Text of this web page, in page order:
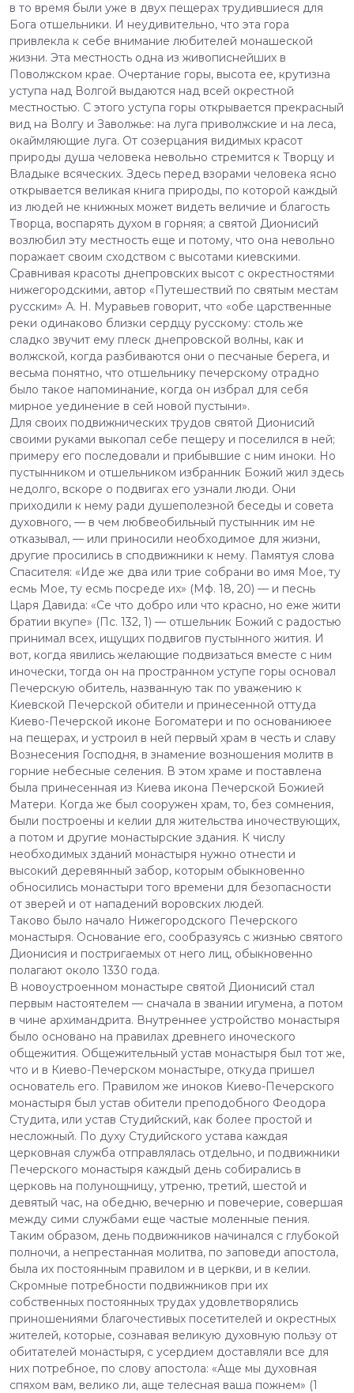
в то время были уже в двух пещерах трудившиеся для
Бога отшельники. И неудивительно, что эта гора
привлекла к себе внимание любителей монашеской
жизни. Эта местность одна из живописнейших в
Поволжском крае. Очертание горы, высота ее, крутизна
уступа над Волгой выдаются над всей окрестной
местностью. С этого уступа горы открывается прекрасный
вид на Волгу и Заволжье: на луга приволжские и на леса,
окаймляющие луга. От созерцания видимых красот
природы душа человека невольно стремится к Творцу и
Владыке всяческих. Здесь перед взорами человека ясно
открывается великая книга природы, по которой каждый
из людей не книжных может видеть величие и благость
Творца, воспарять духом в горняя; а святой Дионисий
возлюбил эту местность еще и потому, что она невольно
поражает своим сходством с высотами киевскими.
Сравнивая красоты днепровских высот с окрестностями
нижегородскими, автор «Путешествий по святым местам
русским» А. Н. Муравьев говорит, что «обе царственные
реки одинаково близки сердцу русскому: столь же
сладко звучит ему плеск днепровской волны, как и
волжской, когда разбиваются они о песчаные берега, и
весьма понятно, что отшельнику печерскому отрадно
было такое напоминание, когда он избрал для себя
мирное уединение в сей новой пустыни».
Для своих подвижнических трудов святой Дионисий
своими руками выкопал себе пещеру и поселился в ней;
примеру его последовали и прибывшие с ним иноки. Но
пустынником и отшельником избранник Божий жил здесь
недолго, вскоре о подвигах его узнали люди. Они
приходили к нему ради душеполезной беседы и совета
духовного, — в чем любвеобильный пустынник им не
отказывал, — или приносили необходимое для жизни,
другие просились в сподвижники к нему. Памятуя слова
Спасителя: «Иде же два или трие собрани во имя Мое, ту
есмь Мое, ту есмь посреде их» (Мф. 18, 20) — и песнь
Царя Давида: «Се что добро или что красно, но еже жити
братии вкупе» (Пс. 132, 1) — отшельник Божий с радостью
принимал всех, ищущих подвигов пустынного жития. И
вот, когда явились желающие подвизаться вместе с ним
иночески, тогда он на пространном уступе горы основал
Печерскую обитель, названную так по уважению к
Киевской Печерской обители и принесенной оттуда
Киево-Печерской иконе Богоматери и по основаниюее
на пещерах, и устроил в ней первый храм в честь и славу
Вознесения Господня, в знамение возношения молитв в
горние небесные селения. В этом храме и поставлена
была принесенная из Киева икона Печерской Божией
Матери. Когда же был сооружен храм, то, без сомнения,
были построены и келии для жительства иночествующих,
а потом и другие монастырские здания. К числу
необходимых зданий монастыря нужно отнести и
высокий деревянный забор, которым обыкновенно
обносились монастыри того времени для безопасности
от зверей и от нападений воровских людей.
Таково было начало Нижегородского Печерского
монастыря. Основание его, сообразуясь с жизнью святого
Дионисия и постригаемых от него лиц, обыкновенно
полагают около 1330 года.
В новоустроенном монастыре святой Дионисий стал
первым настоятелем — сначала в звании игумена, а потом
в чине архимандрита. Внутреннее устройство монастыря
было основано на правилах древнего иноческого
общежития. Общежительный устав монастыря был тот же,
что и в Киево-Печерском монастыре, откуда пришел
основатель его. Правилом же иноков Киево-Печерского
монастыря был устав обители преподобного Феодора
Студита, или устав Студийский, как более простой и
несложный. По духу Студийского устава каждая
церковная служба отправлялась отдельно, и подвижники
Печерского монастыря каждый день собирались в
церковь на полунощницу, утреню, третий, шестой и
девятый час, на обедню, вечерню и повечерие, совершая
между сими службами еще частые моленные пения.
Таким образом, день подвижников начинался с глубокой
полночи, а непрестанная молитва, по заповеди апостола,
была их постоянным правилом и в церкви, и в келии.
Скромные потребности подвижников при их
собственных постоянных трудах удовлетворялись
приношениями благочестивых посетителей и окрестных
жителей, которые, сознавая великую духовную пользу от
обитателей монастыря, с усердием доставляли все для
них потребное, по слову апостола: «Аще мы духовная
спяхом вам, велико ли, аще телесная ваша пожнем» (1